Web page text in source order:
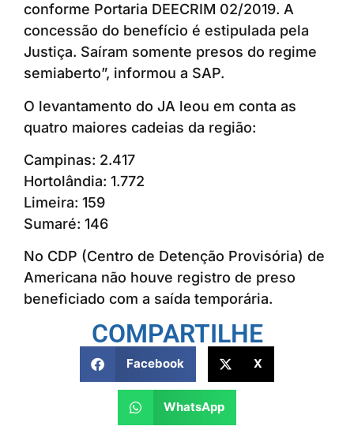
conforme Portaria DEECRIM 02/2019. A
concessão do benefício é estipulada pela
Justiça. Saíram somente presos do regime
semiaberto”, informou a SAP.
O levantamento do JA leou em conta as
quatro maiores cadeias da região:
Campinas: 2.417
Hortolândia: 1.772
Limeira: 159
Sumaré: 146
No CDP (Centro de Detenção Provisória) de
Americana não houve registro de preso
beneficiado com a saída temporária.
COMPARTILHE
Facebook X
WhatsApp